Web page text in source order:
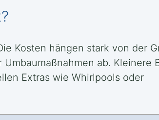
Kosten hängen stark von der
ab. Kleinere
Extras wie Whirlpools oder